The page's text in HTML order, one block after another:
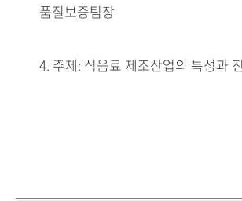
품질보증팀장
4. 주제: 식음료 제조산업의 특성과